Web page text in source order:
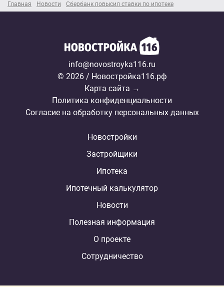
Главная Новости Сбербанк повысил ставки по ипотеке
info@novostroyka116.ru
© 2026 / Новостройка116.рф
Карта сайта →
Политика конфиденциальности
Согласие на обработку персональных данных
Новостройки
Застройщики
Ипотека
Ипотечный калькулятор
Новости
Полезная информация
О проекте
Сотрудничество